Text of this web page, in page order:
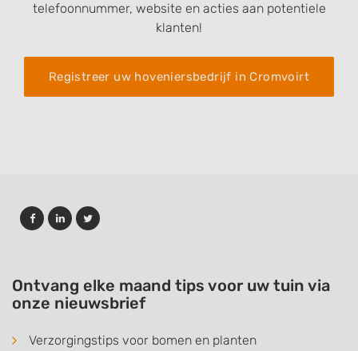
telefoonnummer, website en acties aan potentiele
klanten!
Registreer uw hoveniersbedrijf in Cromvoirt
Ontvang elke maand tips voor uw tuin via
onze nieuwsbrief
Verzorgingstips voor bomen en planten